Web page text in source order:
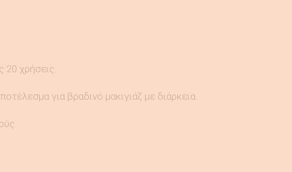
20 χρήσεις.
για βραδινό μακιγιάζ με διάρκεια.